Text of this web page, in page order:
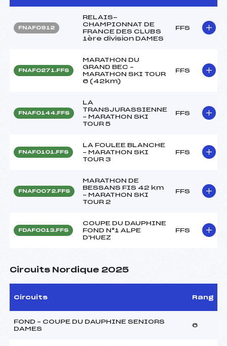
FNAF0912
RELAIS-
CHAMPIONNAT DE
FRANCE DES CLUBS
1ère division DAMES
FFS
FNAF0271.FFS
MARATHON DU
GRAND BEC –
MARATHON SKI TOUR
6 (42km)
FFS
FNAF0144.FFS
LA
TRANSJURASSIENNE
– MARATHON SKI
TOUR 5
FFS
FNAF0101.FFS
LA FOULEE BLANCHE
– MARATHON SKI
TOUR 3
FFS
FNAF0072.FFS
MARATHON DE
BESSANS FIS 42 km
– MARATHON SKI
TOUR 2
FFS
FDAF0013.FFS
COUPE DU DAUPHINE
FOND N°1 ALPE
D'HUEZ
FFS
Circuits Nordique 2025
Circuits Rang
FOND – COUPE DU DAUPHINE SENIORS
DAMES
6